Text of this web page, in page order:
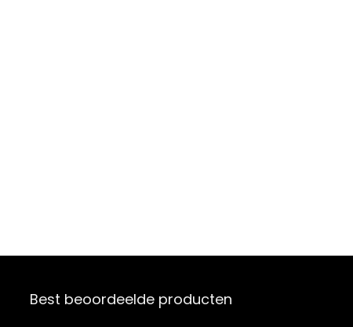
Best beoordeelde producten